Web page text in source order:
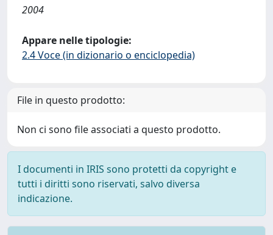
2004
Appare nelle tipologie:
2.4 Voce (in dizionario o enciclopedia)
File in questo prodotto:
Non ci sono file associati a questo prodotto.
I documenti in IRIS sono protetti da copyright e
tutti i diritti sono riservati, salvo diversa
indicazione.